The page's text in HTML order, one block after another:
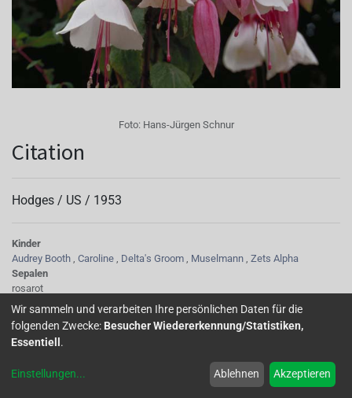
Foto: Hans-Jürgen Schnur
Citation
Hodges / US / 1953
Kinder
Audrey Booth , Caroline , Delta's Groom , Muselmann , Zets Alpha
Sepalen
rosarot
Korolle/Petalen
weiß
Knospe/Blüte
einfach, gross
stehend
Wir sammeln und verarbeiten Ihre persönlichen Daten für die
folgenden Zwecke: Besucher Wiedererkennung/Statistiken,
Essentiell .
Einstellungen... Ablehnen Akzeptieren